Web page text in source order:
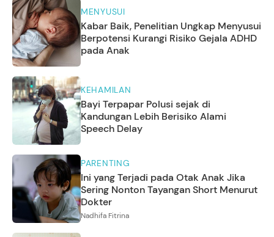
MENYUSUI
Kabar Baik, Penelitian Ungkap Menyusui
Berpotensi Kurangi Risiko Gejala ADHD
pada Anak
KEHAMILAN
Bayi Terpapar Polusi sejak di
Kandungan Lebih Berisiko Alami
Speech Delay
PARENTING
Ini yang Terjadi pada Otak Anak Jika
Sering Nonton Tayangan Short Menurut
Dokter
Nadhifa Fitrina